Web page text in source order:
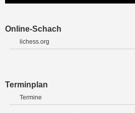
Online-Schach
lichess.org
Terminplan
Termine